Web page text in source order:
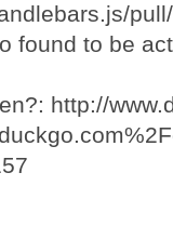
found to be
http://